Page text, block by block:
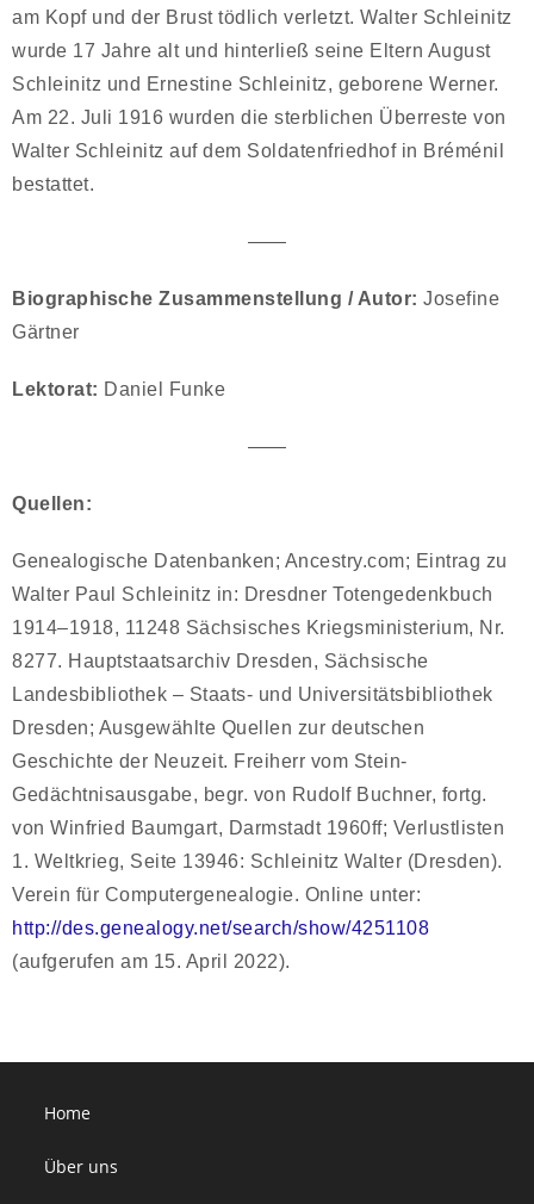
am Kopf und der Brust tödlich verletzt. Walter Schleinitz
wurde 17 Jahre alt und hinterließ seine Eltern August
Schleinitz und Ernestine Schleinitz, geborene Werner.
Am 22. Juli 1916 wurden die sterblichen Überreste von
Walter Schleinitz auf dem Soldatenfriedhof in Bréménil
bestattet.
——
Biographische Zusammenstellung / Autor: Josefine
Gärtner
Lektorat: Daniel Funke
——
Quellen:
Genealogische Datenbanken; Ancestry.com; Eintrag zu
Walter Paul Schleinitz in: Dresdner Totengedenkbuch
1914–1918, 11248 Sächsisches Kriegsministerium, Nr.
8277. Hauptstaatsarchiv Dresden, Sächsische
Landesbibliothek – Staats- und Universitätsbibliothek
Dresden; Ausgewählte Quellen zur deutschen
Geschichte der Neuzeit. Freiherr vom Stein-
Gedächtnisausgabe, begr. von Rudolf Buchner, fortg.
von Winfried Baumgart, Darmstadt 1960ff; Verlustlisten
1. Weltkrieg, Seite 13946: Schleinitz Walter (Dresden).
Verein für Computergenealogie. Online unter:
http://des.genealogy.net/search/show/4251108
(aufgerufen am 15. April 2022).
Home
Über uns